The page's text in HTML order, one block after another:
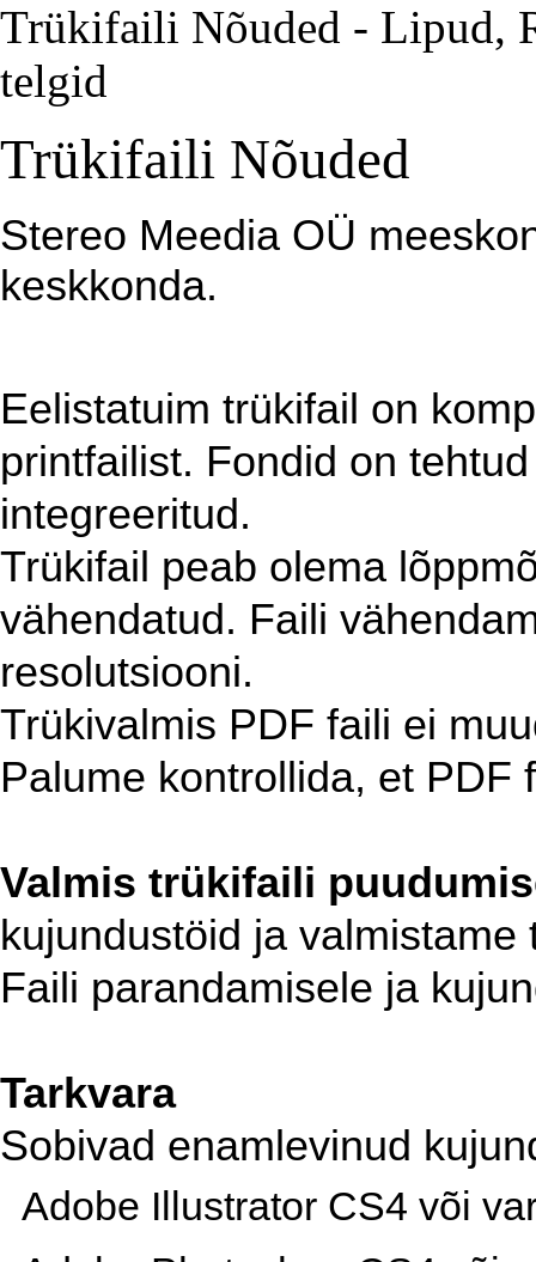
Trükifaili Nõuded - Lipud,
telgid
Trükifaili Nõuded
Stereo Meedia OÜ
keskkonda.
Eelistatuim trükifail on
printfailist. Fondid on
integreeritud.
Trükifail peab olema
vähendatud. Faili
resolutsiooni.
Trükivalmis PDF faili ei
Palume kontrollida, et PDF
Valmis trükifaili
kujundustöid ja valmistame
Faili parandamisele ja
Tarkvara
Sobivad enamlevinud
Adobe Illustrator CS4 või